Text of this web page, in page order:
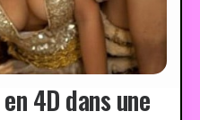
4D dans une